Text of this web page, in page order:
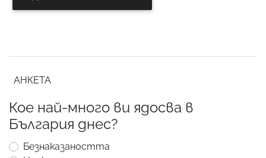
АНКЕТА
Кое най-много ви ядосва в
България днес?
Безнаказаността